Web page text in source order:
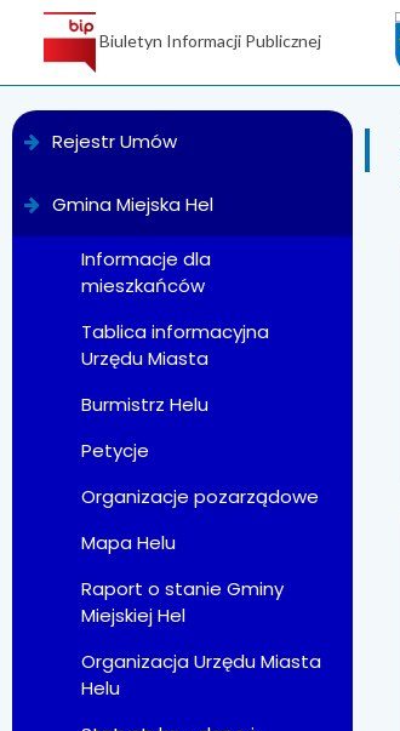
Biuletyn Informacji Publicznej
Rejestr Umów
Gmina Miejska Hel
Informacje dla
mieszkańców
Tablica informacyjna
Urzędu Miasta
Burmistrz Helu
Petycje
Organizacje pozarządowe
Mapa Helu
Raport o stanie Gminy
Miejskiej Hel
Organizacja Urzędu Miasta
Helu